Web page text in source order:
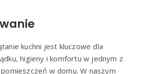
kuchni jest kluczowe dla
higieny i komfortu w jednym z
w domu. W naszym